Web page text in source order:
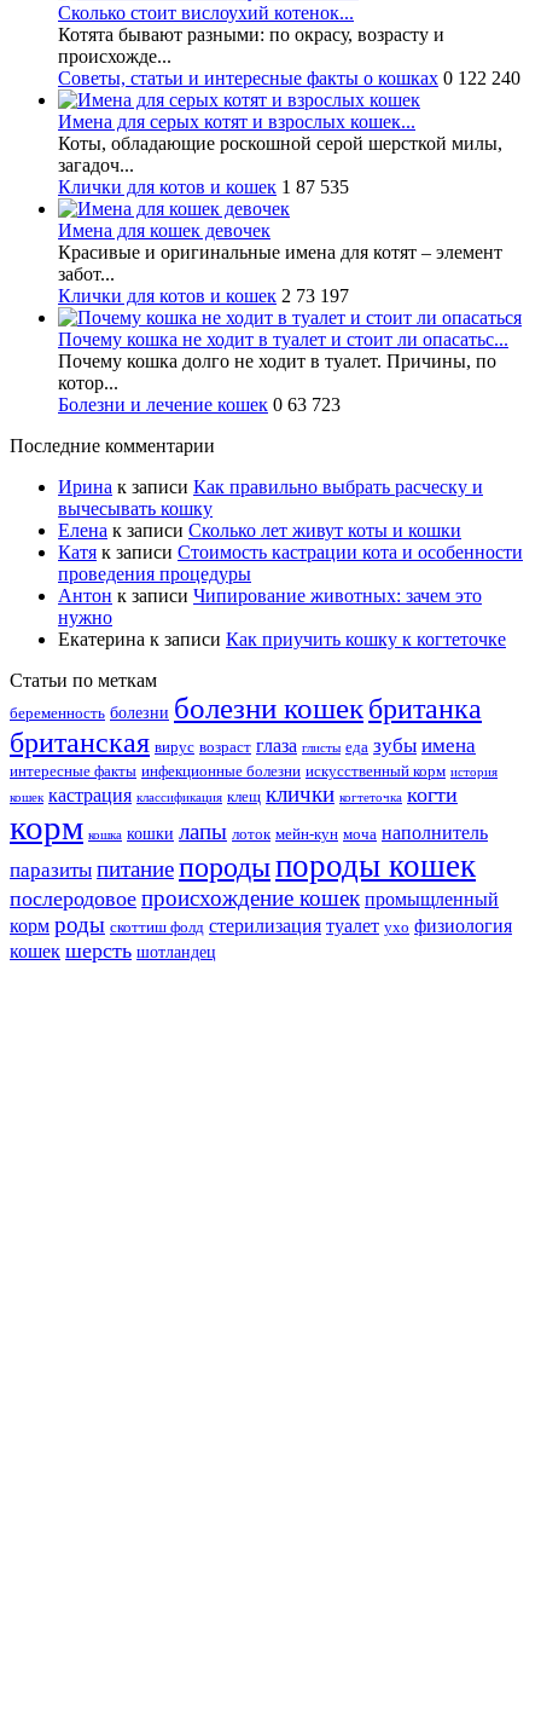
Сколько стоит вислоухий котенок...
Котята бывают разными: по окрасу, возрасту и
происхожде...
Советы, статьи и интересные факты о кошках 0 122 240
Имена для серых котят и взрослых кошек...
Коты, обладающие роскошной серой шерсткой милы,
загадоч...
Клички для котов и кошек 1 87 535
Имена для кошек девочек
Красивые и оригинальные имена для котят – элемент
забот...
Клички для котов и кошек 2 73 197
Почему кошка не ходит в туалет и стоит ли опасатьс...
Почему кошка долго не ходит в туалет. Причины, по
котор...
Болезни и лечение кошек 0 63 723
Последние комментарии
Ирина к записи Как правильно выбрать расческу и
вычесывать кошку
Елена к записи Сколько лет живут коты и кошки
Катя к записи Стоимость кастрации кота и особенности
проведения процедуры
Антон к записи Чипирование животных: зачем это
нужно
Екатерина к записи Как приучить кошку к когтеточке
Статьи по меткам
беременность болезни болезни кошекбританка
британская вирус возраст глаза глисты еда зубы имена
интересные факты инфекционные болезни искусственный корм история
кошек кастрация классификация клещ клички когтеточка когти
корм кошка кошки лапы лоток мейн-кун моча наполнитель
паразиты питаниепородыпороды кошек
послеродовое происхождение кошек промыщленный
корм роды скоттиш фолд стерилизация туалет ухо физиология
кошек шерсть шотландец